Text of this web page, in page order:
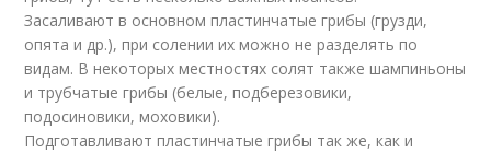
Засаливают в основном пластинчатые грибы (грузди,
опята и др.), при солении их можно не разделять по
видам. В некоторых местностях солят также шампиньоны
и трубчатые грибы (белые, подберезовики,
подосиновики, моховики).
Подготавливают пластинчатые грибы так же, как и